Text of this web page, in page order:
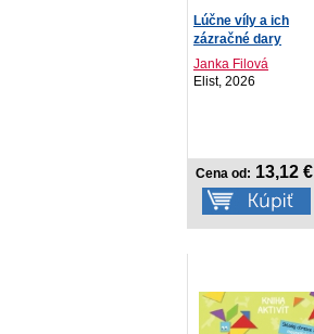
Lúčne víly a ich
zázračné dary
Janka Filová
Elist, 2026
Cena od: 13,12 €